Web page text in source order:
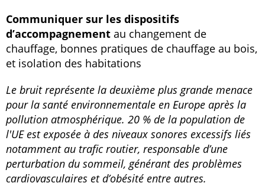
Communiquer sur les dispositifs
d’accompagnement au changement de
chauffage, bonnes pratiques de chauffage au bois,
et isolation des habitations
Le bruit représente la deuxième plus grande menace
pour la santé environnementale en Europe après la
pollution atmosphérique. 20 % de la population de
l'UE est exposée à des niveaux sonores excessifs liés
notamment au trafic routier, responsable d’une
perturbation du sommeil, générant des problèmes
cardiovasculaires et d’obésité entre autres.